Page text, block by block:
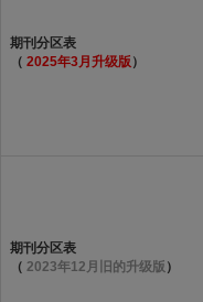
期刊分区表
（ 2025年3月升级版 ）
期刊分区表
（ 2023年12月旧的升级版 ）